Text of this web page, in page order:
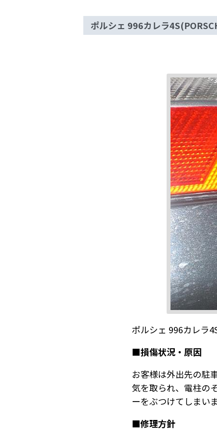
ポルシェ 996カレラ
ポルシェ 996カレラ
■損傷状況・原因
お客様は外出先の駐
気を取られ、電柱の
ーをぶつけてしまい
■修理方針